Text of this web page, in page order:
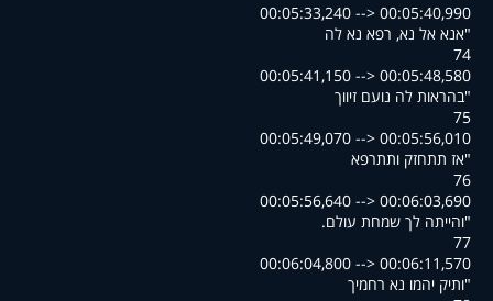
00:05:33,240 --> 00:05:40,990
אנא אל נא, רפא נא לה"
74
00:05:41,150 --> 00:05:48,580
בהראות לה נועם זיווך"
75
00:05:49,070 --> 00:05:56,010
אז תתחזק ותתרפא"
76
00:05:56,640 --> 00:06:03,690
.והייתה לך שמחת עולם"
77
00:06:04,800 --> 00:06:11,570
ותיק יהמו נא רחמיך"